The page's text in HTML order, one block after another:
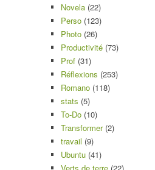
Novela (22)
Perso (123)
Photo (26)
Productivité (73)
Prof (31)
Réflexions (253)
Romano (118)
stats (5)
To-Do (10)
Transformer(2)
travail (9)
Ubuntu (41)